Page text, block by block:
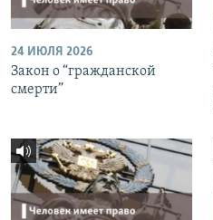
24 ИЮЛЯ 2026
Закон о “гражданской
смерти”